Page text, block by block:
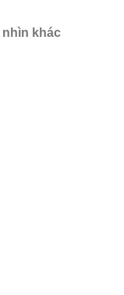
nhìn khác